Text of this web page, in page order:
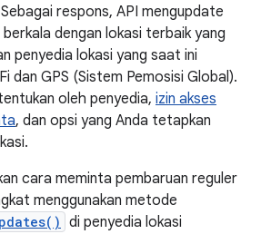
respons, API mengupdate
dengan lokasi terbaik yang
penyedia lokasi yang saat ini
dan GPS (Sistem Pemosisi Global).
oleh penyedia, izin akses
, dan opsi yang Anda tetapkan
cara meminta pembaruan reguler
menggunakan metode
di penyedia lokasi